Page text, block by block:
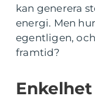
kan generera
energi. Men
egentligen,
framtid?